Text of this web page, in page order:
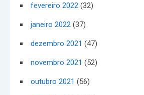
fevereiro 2022 (32)
janeiro 2022 (37)
dezembro 2021 (47)
novembro 2021 (52)
outubro 2021 (56)